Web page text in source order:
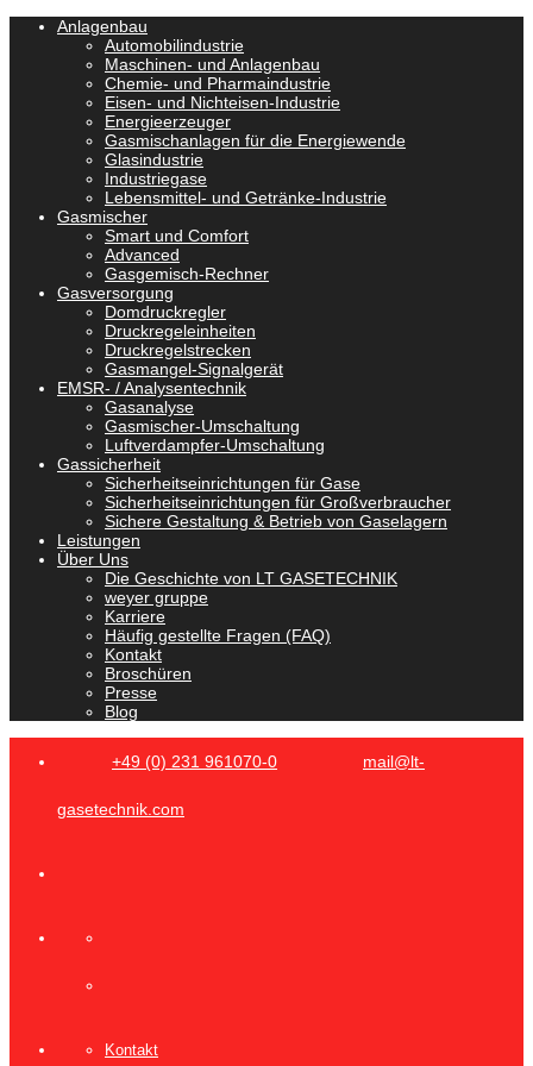
Anlagenbau
Automobilindustrie
Maschinen- und Anlagenbau
Chemie- und Pharmaindustrie
Eisen- und Nichteisen-Industrie
Energieerzeuger
Gasmischanlagen für die Energiewende
Glasindustrie
Industriegase
Lebensmittel- und Getränke-Industrie
Gasmischer
Smart und Comfort
Advanced
Gasgemisch-Rechner
Gasversorgung
Domdruckregler
Druckregeleinheiten
Druckregelstrecken
Gasmangel-Signalgerät
EMSR- / Analysentechnik
Gasanalyse
Gasmischer-Umschaltung
Luftverdampfer-Umschaltung
Gassicherheit
Sicherheitseinrichtungen für Gase
Sicherheitseinrichtungen für Großverbraucher
Sichere Gestaltung & Betrieb von Gaselagern
Leistungen
Über Uns
Die Geschichte von LT GASETECHNIK
weyer gruppe
Karriere
Häufig gestellte Fragen (FAQ)
Kontakt
Broschüren
Presse
Blog
+49 (0) 231 961070-0 mail@lt-
gasetechnik.com
Kontakt